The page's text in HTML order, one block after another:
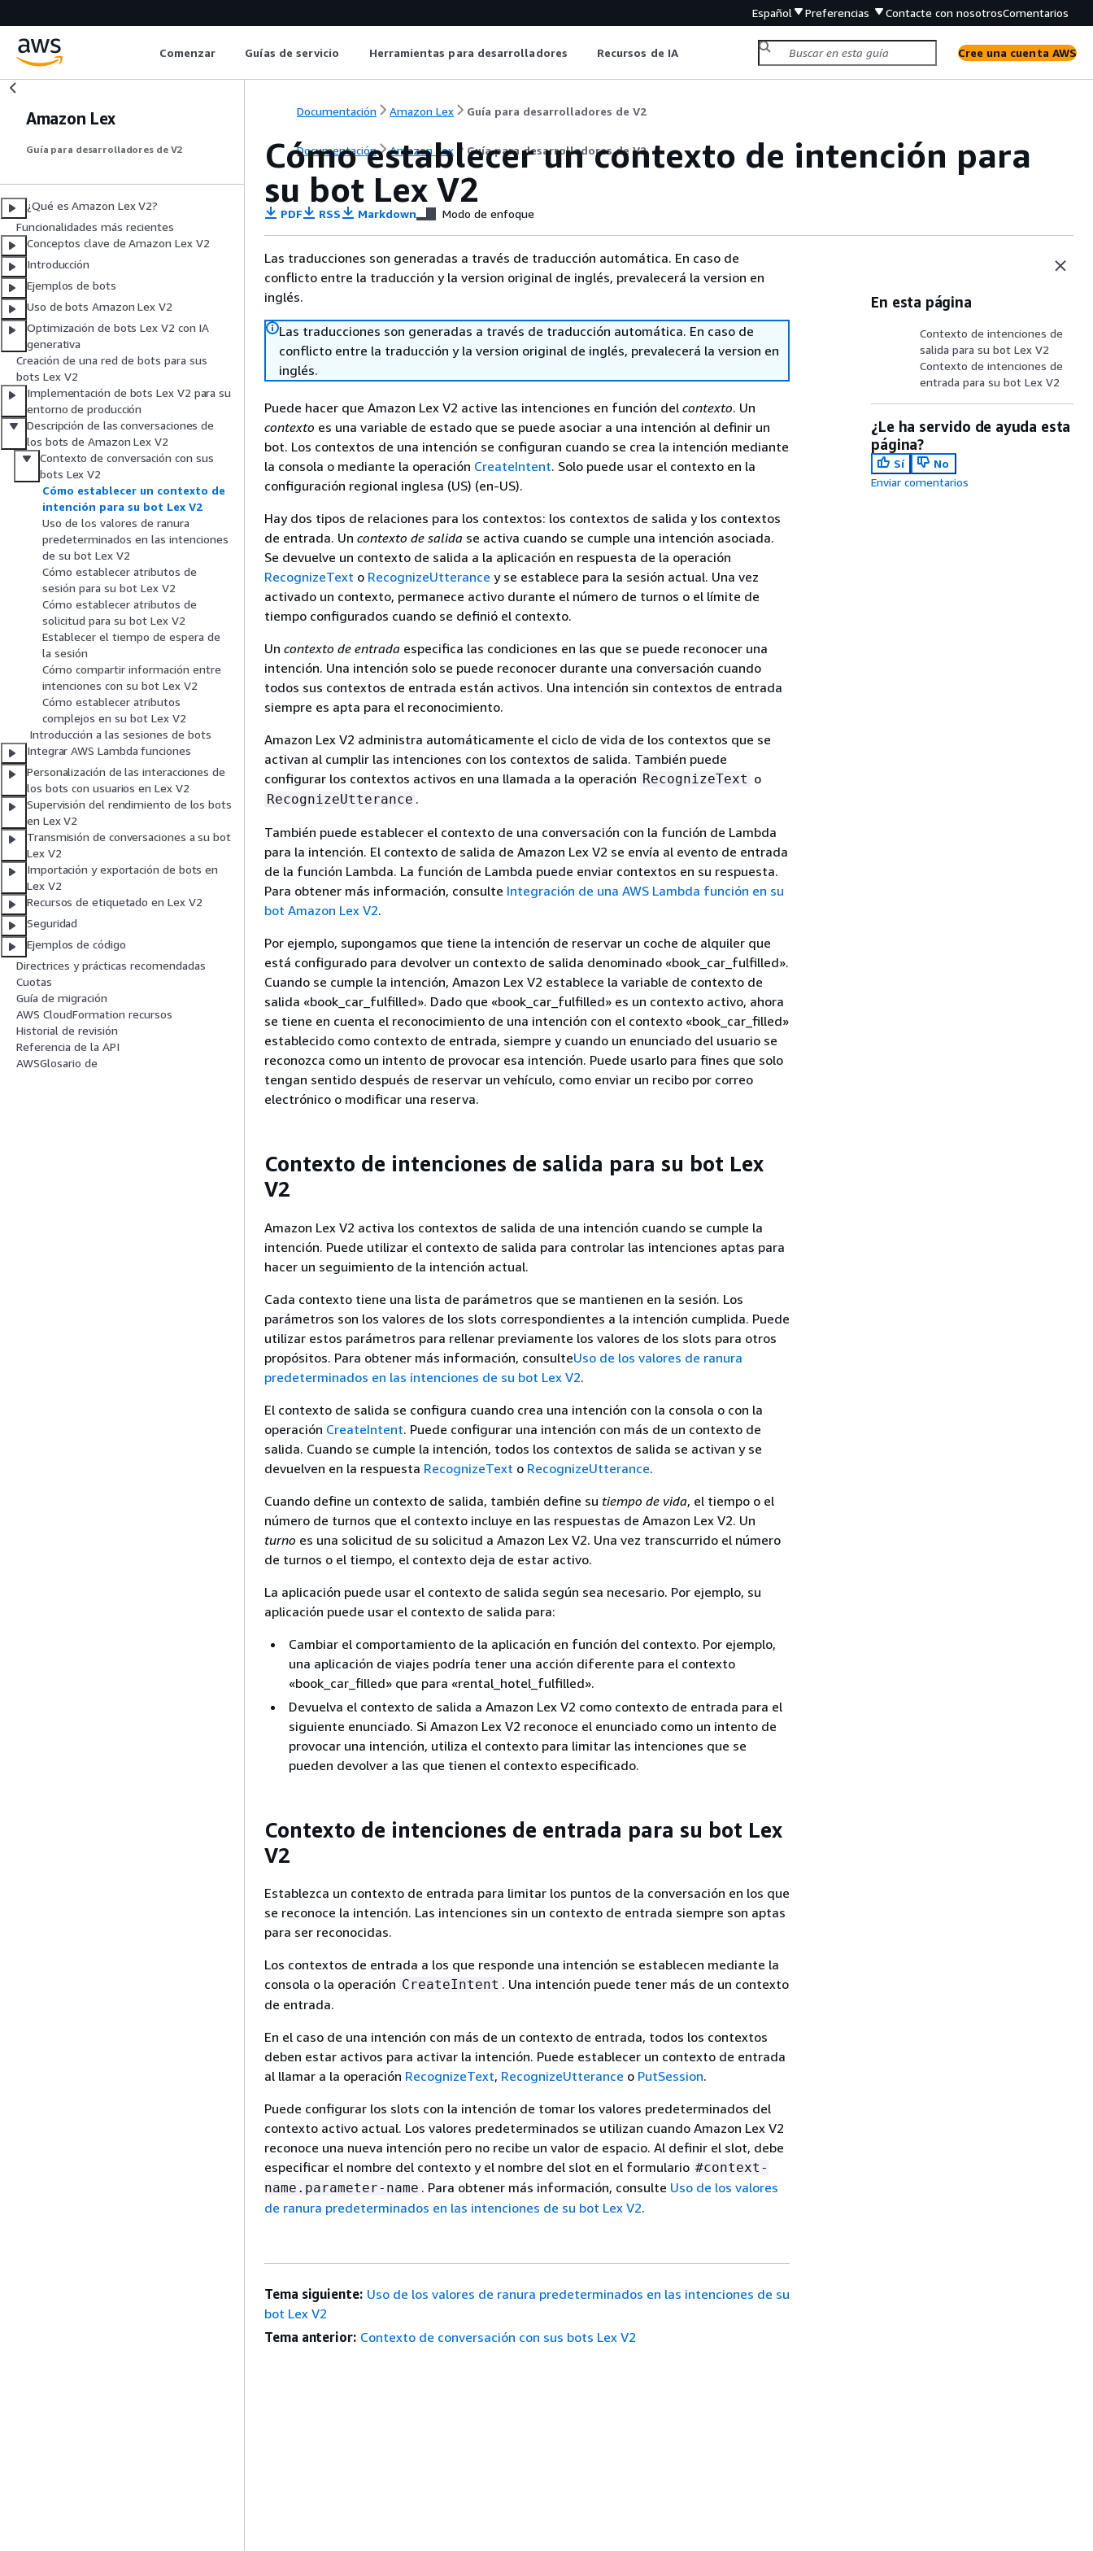
Español Preferencias Contacte con nosotrosComentarios
Comenzar Guías de servicio Herramientas para desarrolladores Recursos de IA Cree una cuenta AWS
Amazon Lex
Guía para desarrolladores de V2
¿Qué es Amazon Lex V2?
Funcionalidades más recientes
Conceptos clave de Amazon Lex V2
Introducción
Ejemplos de bots
Uso de bots Amazon Lex V2
Optimización de bots Lex V2 con IA
generativa
Creación de una red de bots para sus
bots Lex V2
Implementación de bots Lex V2 para su
entorno de producción
Descripción de las conversaciones de
los bots de Amazon Lex V2
Contexto de conversación con sus
bots Lex V2
Cómo establecer un contexto de
intención para su bot Lex V2
Uso de los valores de ranura
predeterminados en las intenciones
de su bot Lex V2
Cómo establecer atributos de
sesión para su bot Lex V2
Cómo establecer atributos de
solicitud para su bot Lex V2
Establecer el tiempo de espera de
la sesión
Cómo compartir información entre
intenciones con su bot Lex V2
Cómo establecer atributos
complejos en su bot Lex V2
Introducción a las sesiones de bots
Integrar AWS Lambda funciones
Personalización de las interacciones de
los bots con usuarios en Lex V2
Supervisión del rendimiento de los bots
en Lex V2
Transmisión de conversaciones a su bot
Lex V2
Importación y exportación de bots en
Lex V2
Recursos de etiquetado en Lex V2
Seguridad
Ejemplos de código
Directrices y prácticas recomendadas
Cuotas
Guía de migración
AWS CloudFormation recursos
Historial de revisión
Referencia de la API
AWSGlosario de
Documentación Amazon Lex Guía para desarrolladores de V2
Documentación Amazon Lex Guía para desarrolladores de V2
Cómo establecer un contexto de intención para
su bot Lex V2
PDF RSS Markdown Modo de enfoque
Las traducciones son generadas a través de traducción automática. En caso de
conflicto entre la traducción y la version original de inglés, prevalecerá la version en
inglés.
Las traducciones son generadas a través de traducción automática. En caso de
conflicto entre la traducción y la version original de inglés, prevalecerá la version en
inglés.
Puede hacer que Amazon Lex V2 active las intenciones en función del contexto. Un
contexto es una variable de estado que se puede asociar a una intención al definir un
bot. Los contextos de una intención se configuran cuando se crea la intención mediante
la consola o mediante la operación CreateIntent. Solo puede usar el contexto en la
configuración regional inglesa (US) (en-US).
Hay dos tipos de relaciones para los contextos: los contextos de salida y los contextos
de entrada. Un contexto de salida se activa cuando se cumple una intención asociada.
Se devuelve un contexto de salida a la aplicación en respuesta de la operación
RecognizeText o RecognizeUtterance y se establece para la sesión actual. Una vez
activado un contexto, permanece activo durante el número de turnos o el límite de
tiempo configurados cuando se definió el contexto.
Un contexto de entrada especifica las condiciones en las que se puede reconocer una
intención. Una intención solo se puede reconocer durante una conversación cuando
todos sus contextos de entrada están activos. Una intención sin contextos de entrada
siempre es apta para el reconocimiento.
Amazon Lex V2 administra automáticamente el ciclo de vida de los contextos que se
activan al cumplir las intenciones con los contextos de salida. También puede
configurar los contextos activos en una llamada a la operación RecognizeText o
RecognizeUtterance .
También puede establecer el contexto de una conversación con la función de Lambda
para la intención. El contexto de salida de Amazon Lex V2 se envía al evento de entrada
de la función Lambda. La función de Lambda puede enviar contextos en su respuesta.
Para obtener más información, consulte Integración de una AWS Lambda función en su
bot Amazon Lex V2.
Por ejemplo, supongamos que tiene la intención de reservar un coche de alquiler que
está configurado para devolver un contexto de salida denominado «book_car_fulfilled».
Cuando se cumple la intención, Amazon Lex V2 establece la variable de contexto de
salida «book_car_fulfilled». Dado que «book_car_fulfilled» es un contexto activo, ahora
se tiene en cuenta el reconocimiento de una intención con el contexto «book_car_filled»
establecido como contexto de entrada, siempre y cuando un enunciado del usuario se
reconozca como un intento de provocar esa intención. Puede usarlo para fines que solo
tengan sentido después de reservar un vehículo, como enviar un recibo por correo
electrónico o modificar una reserva.
Contexto de intenciones de salida para su bot Lex
V2
Amazon Lex V2 activa los contextos de salida de una intención cuando se cumple la
intención. Puede utilizar el contexto de salida para controlar las intenciones aptas para
hacer un seguimiento de la intención actual.
Cada contexto tiene una lista de parámetros que se mantienen en la sesión. Los
parámetros son los valores de los slots correspondientes a la intención cumplida. Puede
utilizar estos parámetros para rellenar previamente los valores de los slots para otros
propósitos. Para obtener más información, consulteUso de los valores de ranura
predeterminados en las intenciones de su bot Lex V2.
El contexto de salida se configura cuando crea una intención con la consola o con la
operación CreateIntent. Puede configurar una intención con más de un contexto de
salida. Cuando se cumple la intención, todos los contextos de salida se activan y se
devuelven en la respuesta RecognizeText o RecognizeUtterance.
Cuando define un contexto de salida, también define su tiempo de vida, el tiempo o el
número de turnos que el contexto incluye en las respuestas de Amazon Lex V2. Un
turno es una solicitud de su solicitud a Amazon Lex V2. Una vez transcurrido el número
de turnos o el tiempo, el contexto deja de estar activo.
La aplicación puede usar el contexto de salida según sea necesario. Por ejemplo, su
aplicación puede usar el contexto de salida para:
Cambiar el comportamiento de la aplicación en función del contexto. Por ejemplo,
una aplicación de viajes podría tener una acción diferente para el contexto
«book_car_filled» que para «rental_hotel_fulfilled».
Devuelva el contexto de salida a Amazon Lex V2 como contexto de entrada para el
siguiente enunciado. Si Amazon Lex V2 reconoce el enunciado como un intento de
provocar una intención, utiliza el contexto para limitar las intenciones que se
pueden devolver a las que tienen el contexto especificado.
Contexto de intenciones de entrada para su bot Lex
V2
Establezca un contexto de entrada para limitar los puntos de la conversación en los que
se reconoce la intención. Las intenciones sin un contexto de entrada siempre son aptas
para ser reconocidas.
Los contextos de entrada a los que responde una intención se establecen mediante la
consola o la operación CreateIntent . Una intención puede tener más de un contexto
de entrada.
En el caso de una intención con más de un contexto de entrada, todos los contextos
deben estar activos para activar la intención. Puede establecer un contexto de entrada
al llamar a la operación RecognizeText, RecognizeUtterance o PutSession.
Puede configurar los slots con la intención de tomar los valores predeterminados del
contexto activo actual. Los valores predeterminados se utilizan cuando Amazon Lex V2
reconoce una nueva intención pero no recibe un valor de espacio. Al definir el slot, debe
especificar el nombre del contexto y el nombre del slot en el formulario #context-
name.parameter-name . Para obtener más información, consulte Uso de los valores
de ranura predeterminados en las intenciones de su bot Lex V2.
En esta página
Contexto de intenciones de
salida para su bot Lex V2
Contexto de intenciones de
entrada para su bot Lex V2
¿Le ha servido de ayuda esta
página?
Sí
No
Enviar comentarios
Tema siguiente: Uso de los valores de ranura predeterminados en las intenciones de su
bot Lex V2
Tema anterior: Contexto de conversación con sus bots Lex V2